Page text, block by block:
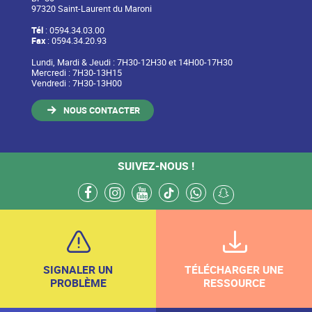
97320 Saint-Laurent du Maroni
Tél: 0594.34.03.00
Fax: 0594.34.20.93
Lundi, Mardi & Jeudi : 7H30-12H30 et 14H00-17H30
Mercredi : 7H30-13H15
Vendredi : 7H30-13H00
NOUS CONTACTER
SUIVEZ-NOUS !
facebookinstagram
youtube
tiktokwhatsappsnapchat
SIGNALER UN
PROBLÈME
TÉLÉCHARGER UNE
RESSOURCE